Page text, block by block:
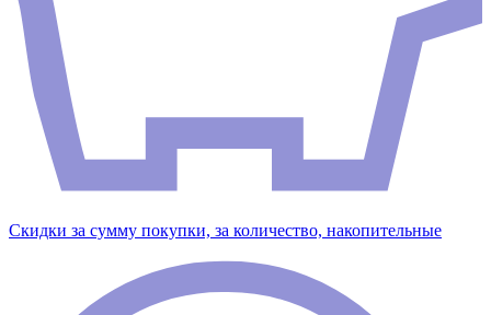
Скидки за сумму покупки, за количество, накопительные